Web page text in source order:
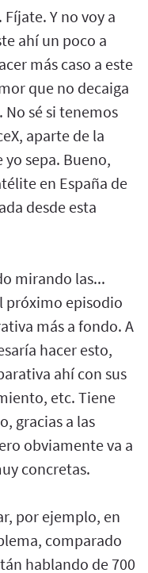
Y no voy a
ahí un poco a
más caso a este
que no decaiga
sé si tenemos
aparte de la
sepa. Bueno,
en España de
desde esta
mirando las...
próximo episodio
más a fondo. A
hacer esto,
ahí con sus
etc. Tiene
gracias a las
obviamente va a
concretas.
por ejemplo, en
comparado
hablando de 700